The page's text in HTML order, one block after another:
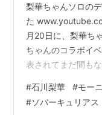
2003
年7月
9日
： シャッフ
2003
年10
日
フットサ
に参加。
梨華ちゃんソロの
た
月20日に、梨華ち
ちゃんのコラボイ
表されてまだ間も
梨華カジュアルデ
ティ♡～』。25年
#石川梨華 #モー
#ソバーキュリアス